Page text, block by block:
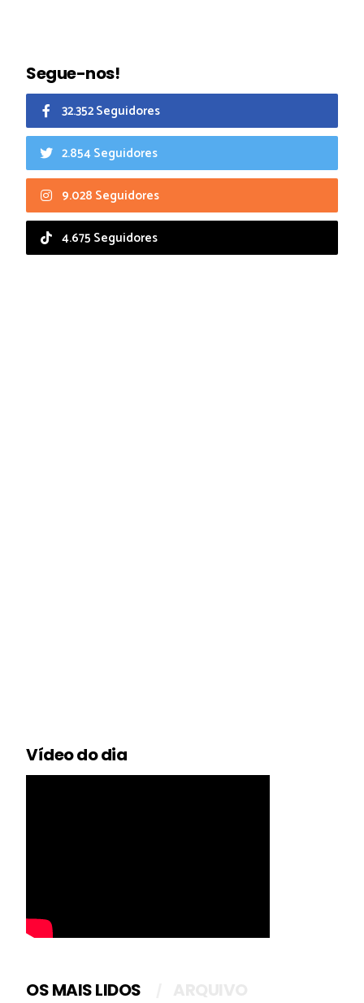
Segue-nos!
32.352 Seguidores
2.854 Seguidores
9.028 Seguidores
4.675 Seguidores
Vídeo do dia
OS MAIS LIDOS